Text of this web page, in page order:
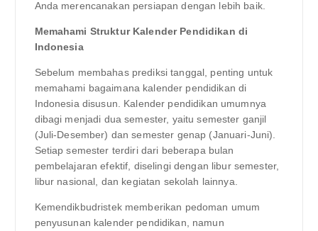
Anda merencanakan persiapan dengan lebih baik.
Memahami Struktur Kalender Pendidikan di
Indonesia
Sebelum membahas prediksi tanggal, penting untuk
memahami bagaimana kalender pendidikan di
Indonesia disusun. Kalender pendidikan umumnya
dibagi menjadi dua semester, yaitu semester ganjil
(Juli-Desember) dan semester genap (Januari-Juni).
Setiap semester terdiri dari beberapa bulan
pembelajaran efektif, diselingi dengan libur semester,
libur nasional, dan kegiatan sekolah lainnya.
Kemendikbudristek memberikan pedoman umum
penyusunan kalender pendidikan, namun